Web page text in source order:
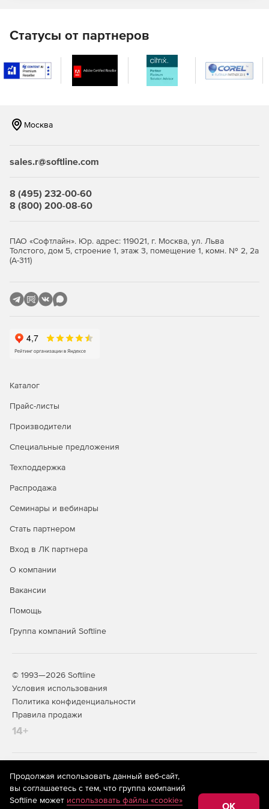
Статусы от партнеров
Москва
sales.r@softline.com
8 (495) 232-00-60
8 (800) 200-08-60
ПАО «Софтлайн». Юр. адрес: 119021, г. Москва, ул. Льва
Толстого, дом 5, строение 1, этаж 3, помещение 1, комн. № 2, 2а
(А-311)
Каталог
Прайс-листы
Производители
Специальные предложения
Техподдержка
Распродажа
Семинары и вебинары
Стать партнером
Вход в ЛК партнера
О компании
Вакансии
Помощь
Группа компаний Softline
© 1993—2026 Softline
Условия использования
Политика конфиденциальности
Правила продажи
14+
На информационном ресурсе store.softline.ru применяются
рекомендательные технологии
(информационные технологии
предоставления информации на основе сбора,
систематизации и анализа сведений, относящихся к
Продолжая использовать данный веб-сайт,
вы соглашаетесь с тем, что группа компаний
Softline может использовать файлы «cookie»
OK